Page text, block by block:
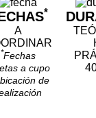
*
A
*Fechas
a cupo
de